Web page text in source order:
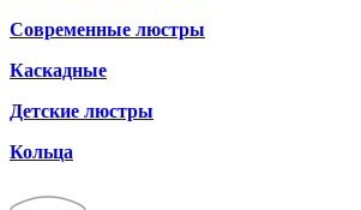
Современные люстры
Каскадные
Детские люстры
Кольца